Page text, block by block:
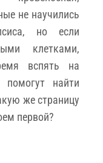
не научились
но если
клетками,
вспять на
найти
же страницу
первой?